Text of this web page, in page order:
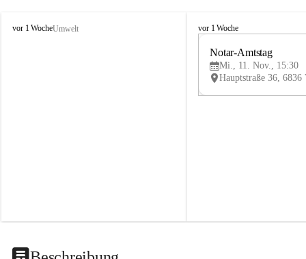
V
vor 1 WocheUmwelt
V
vor 1 Woche
Notar-Amtstag
Mi., 11. Nov., 15:30